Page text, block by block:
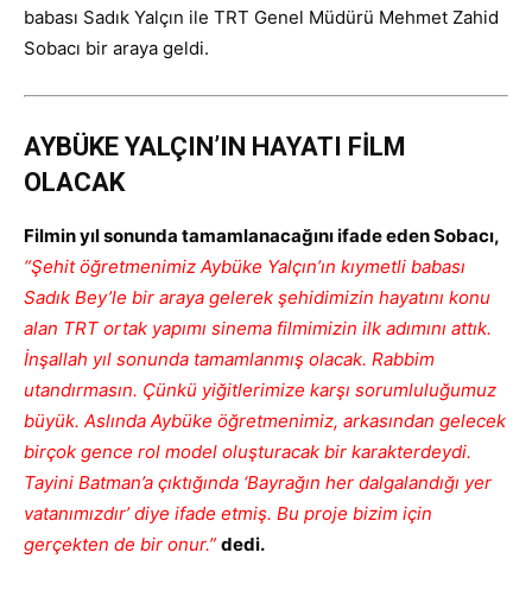
babası Sadık Yalçın ile TRT Genel Müdürü Mehmet Zahid
Sobacı bir araya geldi.
AYBÜKE YALÇIN’IN HAYATI FİLM
OLACAK
Filmin yıl sonunda tamamlanacağını ifade eden Sobacı,
“Şehit öğretmenimiz Aybüke Yalçın’ın kıymetli babası
Sadık Bey’le bir araya gelerek şehidimizin hayatını konu
alan TRT ortak yapımı sinema filmimizin ilk adımını attık.
İnşallah yıl sonunda tamamlanmış olacak. Rabbim
utandırmasın. Çünkü yiğitlerimize karşı sorumluluğumuz
büyük. Aslında Aybüke öğretmenimiz, arkasından gelecek
birçok gence rol model oluşturacak bir karakterdeydi.
Tayini Batman’a çıktığında ‘Bayrağın her dalgalandığı yer
vatanımızdır’ diye ifade etmiş. Bu proje bizim için
gerçekten de bir onur.” dedi.